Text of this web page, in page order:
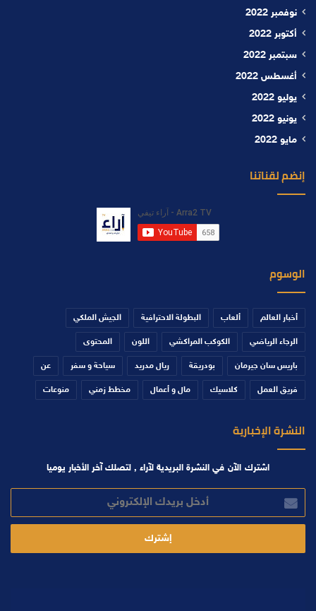
نوفمبر 2022
أكتوبر 2022
سبتمبر 2022
أغسطس 2022
يوليو 2022
يونيو 2022
مايو 2022
إنضم لقناتنا
الوسوم
أخبار العالم ألعاب البطولة الاحترافية الجيش الملكي
الرجاء الرياضي الكوكب المراكشي اللون المحتوى
باريس سان جيرمان بودريقة ريال مدريد سياحة و سفر عن
فريق العمل كلاسيك مال و أعمال مخطط زمني منوعات
النشرة الإخبارية
اشترك الآن في النشرة البريدية لآراء , لتصلك آخر الأخبار يوميا
بريدك
الإلكتروني